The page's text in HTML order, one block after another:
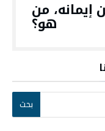
من
هو؟